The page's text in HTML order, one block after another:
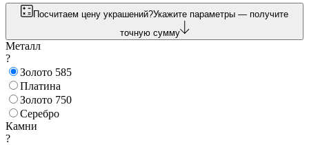
Посчитаем цену украшений?Укажите параметры — получите
точную сумму
Металл
?
Золото 585
Платина
Золото 750
Серебро
Камни
?